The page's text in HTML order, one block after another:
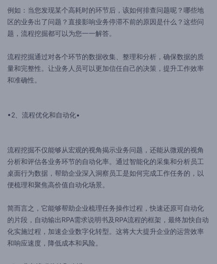
例如：当您发现某个高耗时的环节后，该如何排查问题呢？哪些地
区的业务出了问题？直接影响业务停滞不前的原因是什么？这些问
题，流程挖掘都可以为您一一解答。
流程挖掘通过对各个环节的数据收集、整理和分析，确保数据的质
量和完整性。让业务人员可以更加信任自己的决策，提升工作效率
和准确性。
•2、流程优化和自动化•
流程挖掘不仅能够从宏观的视角揭示业务问题，还能从微观的视角
分析和评估各业务环节的自动化率。通过智能化的采集和分析员工
桌面行为数据，帮助企业深入洞察员工是如何完成工作任务的，以
便梳理和聚焦高价值自动化场景。
简而言之，它能够帮助企业梳理任务操作过程，快速还原可自动化
的片段，自动输出RPA需求说明书及RPA流程的框架，最终加快自动
化实施过程，加速企业数字化转型。这将大大提升企业的运营效率
和响应速度，降低成本和风险。